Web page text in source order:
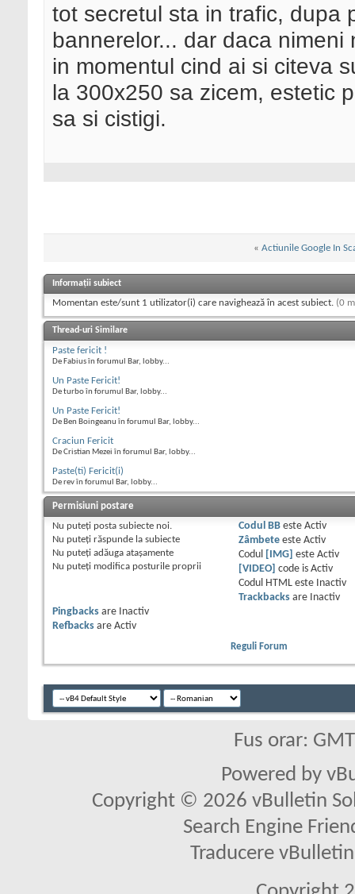
tot secretul sta in trafic, dupa
bannerelor... dar daca
in momentul cind ai si citeva
la 300x250 sa zicem, estetic
sa si cistigi.
« Actiunile Google In
Informații subiect
Momentan este/sunt 1 utilizator(i) care navighează în acest subiect. (0
Thread-uri Similare
Paste fericit !
De Fabius în forumul Bar, lobby...
Un Paste Fericit!
De turbo în forumul Bar, lobby...
Un Paste Fericit!
De Ben Boingeanu în forumul Bar, lobby...
Craciun Fericit
De Cristian Mezei în forumul Bar, lobby...
Paste(ti) Fericit(i)
De rev în forumul Bar, lobby...
Permisiuni postare
Nu puteţi posta subiecte noi.
Nu puteţi răspunde la subiecte
Nu puteţi adăuga ataşamente
Nu puteţi modifica posturile proprii
Codul BBeste Activ
Zâmbeteeste Activ
Codul
[IMG] este Activ
[VIDEO] code is Activ
Codul HTML este
Inactiv
Trackbacksare
Inactiv
Pingbacks are
Inactiv
Refbacks are Activ
Reguli Forum
Fus orar:
Powered by
Copyright © 2026 vBulletin
Search Engine
Traducere